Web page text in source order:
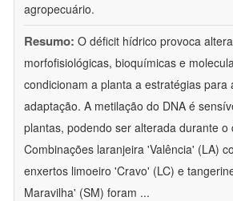
agropecuário.
Resumo: O déficit hídrico provoca
morfofisiológicas, bioquímicas e
condicionam a planta a estratégias para
adaptação. A metilação do DNA é
plantas, podendo ser alterada durante o
Combinações laranjeira 'Valência' (LA)
enxertos limoeiro 'Cravo' (LC) e
Maravilha' (SM) foram ...